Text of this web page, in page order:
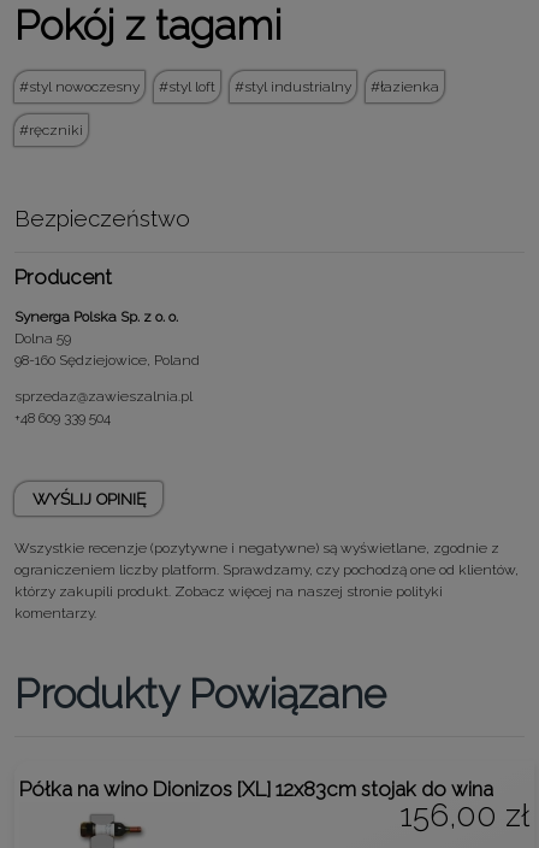
Pokój z tagami
styl nowoczesny styl loft styl industrialny łazienka
ręczniki
Bezpieczeństwo
Producent
Synerga Polska Sp. z o. o.
Dolna 59
98-160 Sędziejowice, Poland
sprzedaz@zawieszalnia.pl
+48 609 339 504
WYŚLIJ OPINIĘ
Wszystkie recenzje (pozytywne i negatywne) są wyświetlane, zgodnie z
ograniczeniem liczby platform. Sprawdzamy, czy pochodzą one od klientów,
którzy zakupili produkt. Zobacz więcej na naszej stronie polityki
komentarzy.
Produkty Powiązane
Półka na wino Dionizos [XL] 12x83cm stojak do wina
156,00 zł